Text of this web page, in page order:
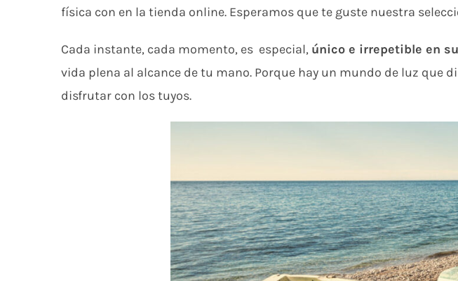
física con en la tienda online. Esperamos que te guste nuestra
Cada instante, cada momento, es especial, único e irrepetible en
vida plena al alcance de tu mano. Porque hay un mundo de luz que
disfrutar con los tuyos.